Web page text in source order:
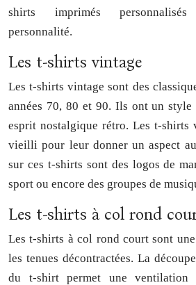
shirts imprimés
personnalité.
Les t-shirts vintage
Les t-shirts vintage sont des
années 70, 80 et 90. Ils ont un
esprit nostalgique rétro. Les t-shirts
vieilli pour leur donner un aspect
sur ces t-shirts sont des logos de
sport ou encore des groupes de
Les t-shirts à col rond
Les t-shirts à col rond court sont
les tenues décontractées. La
du t-shirt permet une ventilation